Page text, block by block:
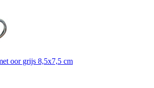
oor grijs 8,5x7,5 cm